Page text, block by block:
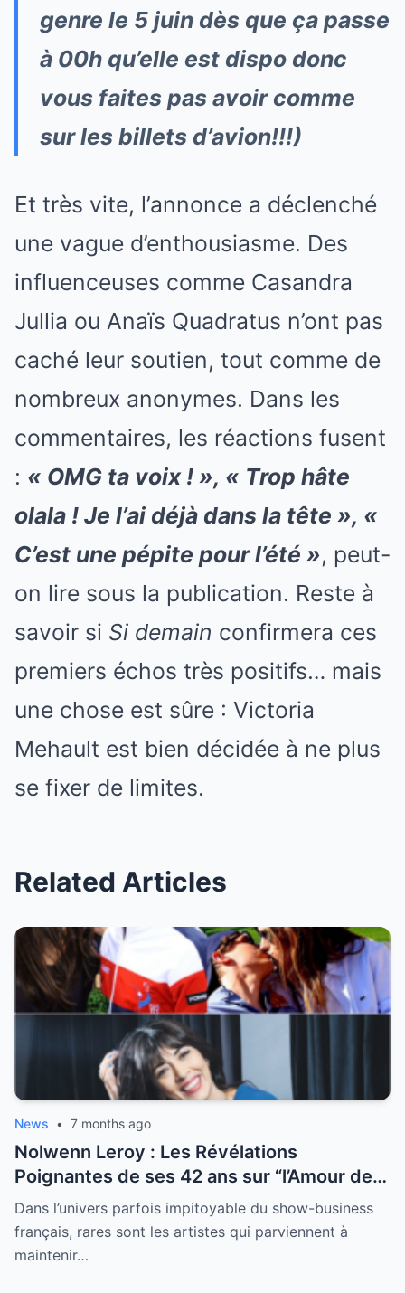
genre le 5 juin dès que ça passe
à 00h qu’elle est dispo donc
vous faites pas avoir comme
sur les billets d’avion!!!)
Et très vite, l’annonce a déclenché
une vague d’enthousiasme. Des
influenceuses comme Casandra
Jullia ou Anaïs Quadratus n’ont pas
caché leur soutien, tout comme de
nombreux anonymes. Dans les
commentaires, les réactions fusent
: « OMG ta voix ! », « Trop hâte
olala ! Je l’ai déjà dans la tête », «
C’est une pépite pour l’été », peut-
on lire sous la publication. Reste à
savoir si Si demain confirmera ces
premiers échos très positifs… mais
une chose est sûre : Victoria
Mehault est bien décidée à ne plus
se fixer de limites.
Related Articles
News • 7 months ago
Nolwenn Leroy : Les Révélations
Poignantes de ses 42 ans sur “l’Amour de
sa Vie”
Dans l’univers parfois impitoyable du show-business
français, rares sont les artistes qui parviennent à
maintenir…